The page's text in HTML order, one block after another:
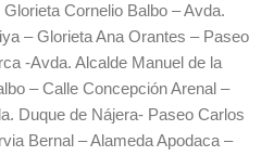
Cornelio Balbo – Avda.
– Glorieta Ana Orantes – Paseo
-Avda. Alcalde Manuel de la
– Calle Concepción Arenal –
Duque de Nájera- Paseo Carlos
Bernal – Alameda Apodaca –